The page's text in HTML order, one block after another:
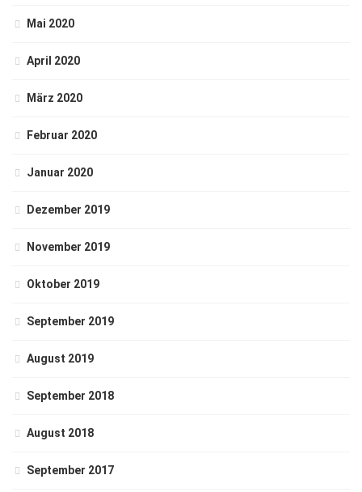
Mai 2020
April 2020
März 2020
Februar 2020
Januar 2020
Dezember 2019
November 2019
Oktober 2019
September 2019
August 2019
September 2018
August 2018
September 2017